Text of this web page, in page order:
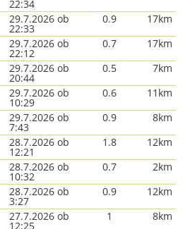
22:34
29.7.2026 ob
22:33
0.9
17km
29.7.2026 ob
22:12
0.7
17km
29.7.2026 ob
20:44
0.5
7km
29.7.2026 ob
10:29
0.6
11km
29.7.2026 ob
7:43
0.9
8km
28.7.2026 ob
12:21
1.8
12km
28.7.2026 ob
10:32
0.7
2km
28.7.2026 ob
3:27
0.9
12km
27.7.2026 ob
12:25
1
8km